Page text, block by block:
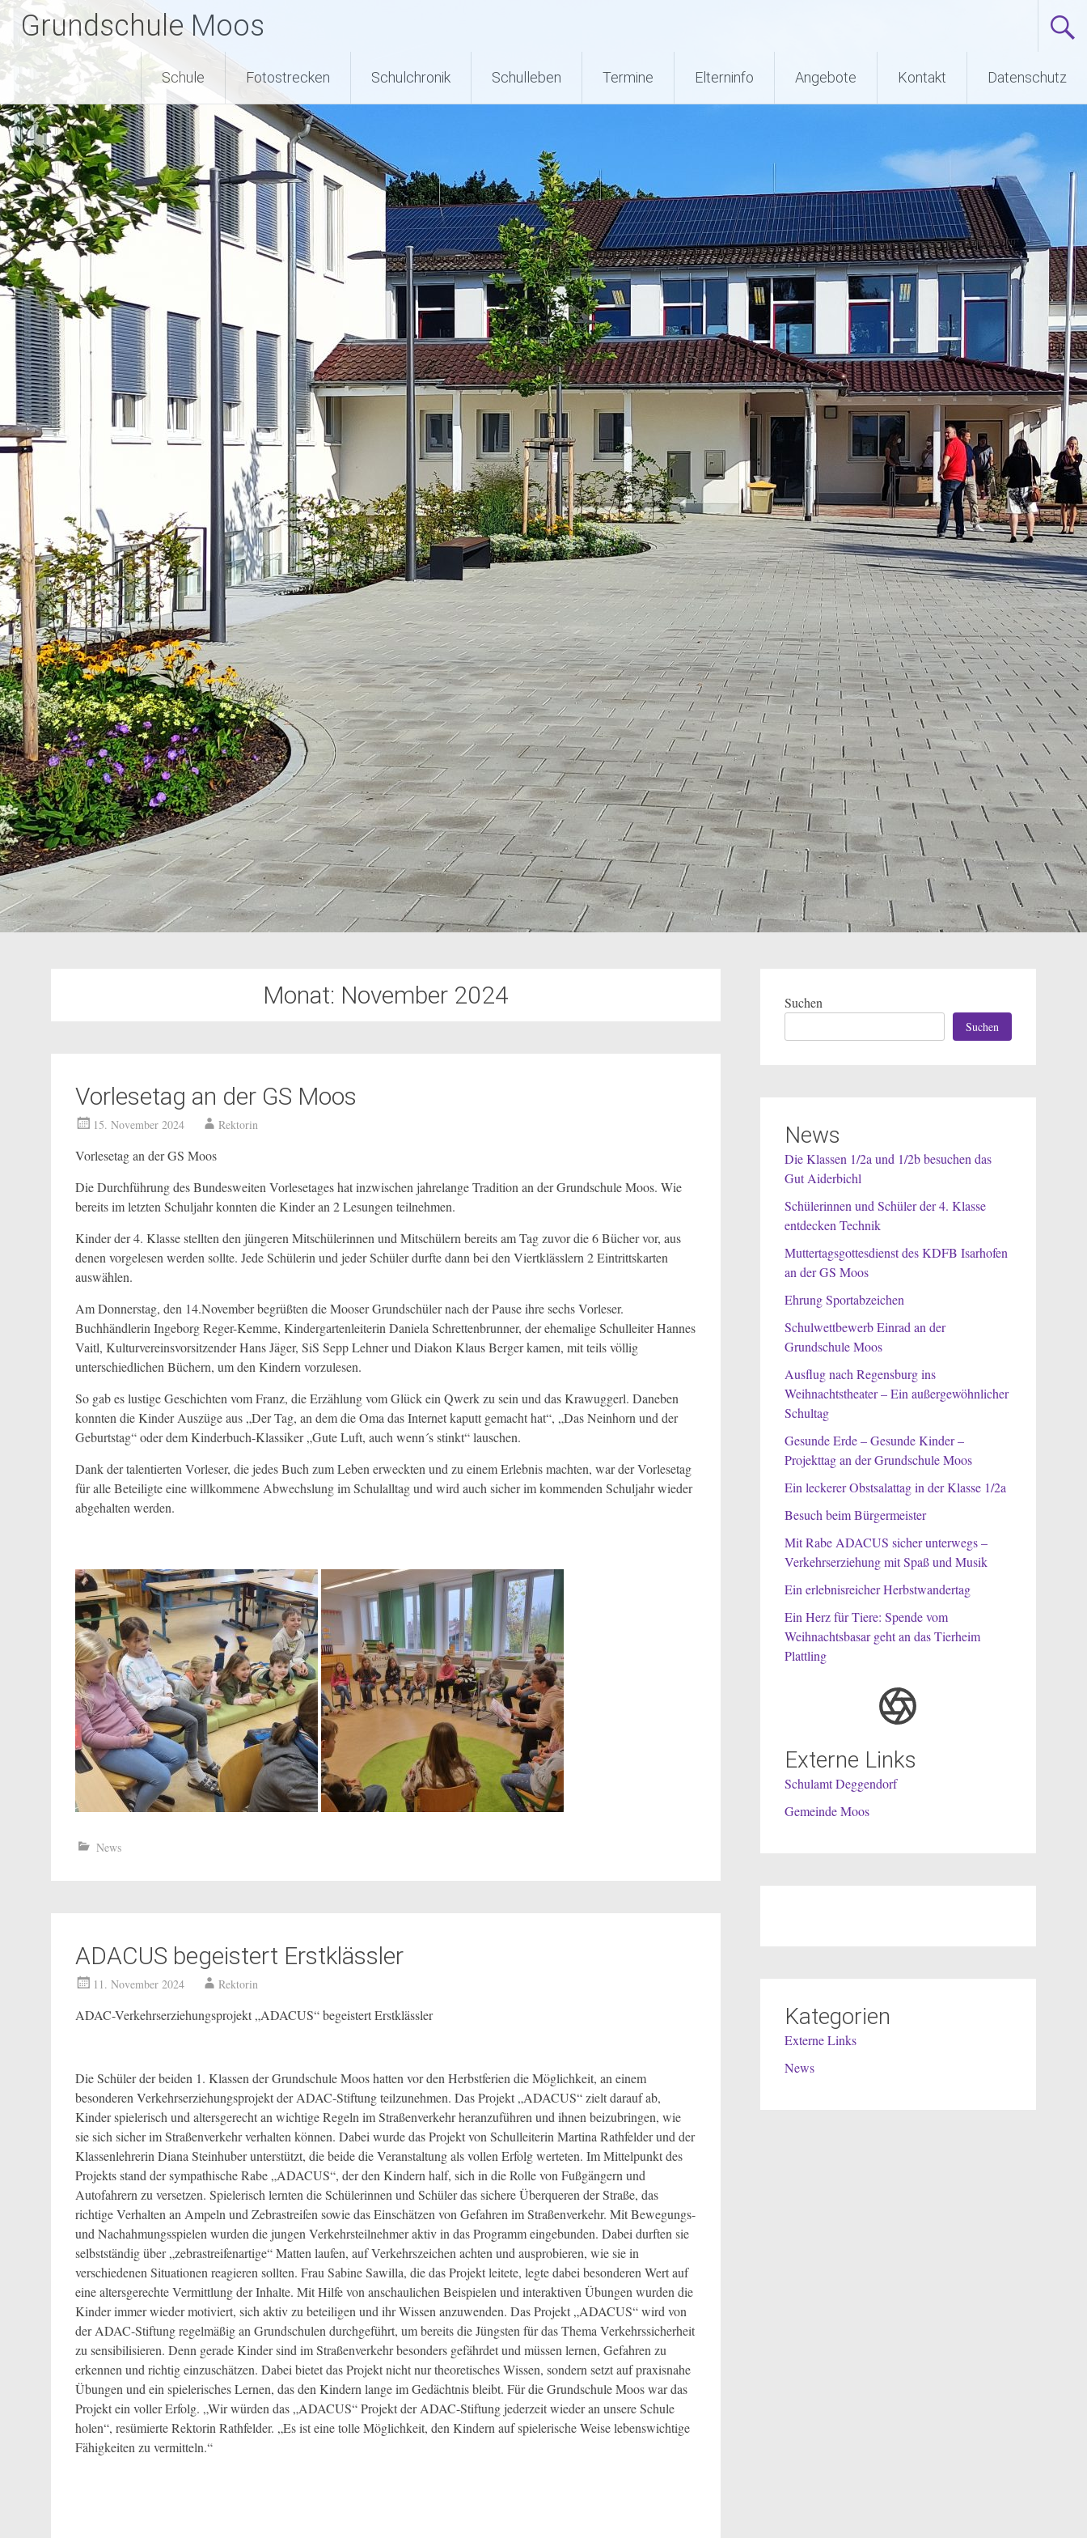
Zum
Inhalt
springen
Grundschule Moos
Schule Fotostrecken Schulchronik Schulleben Termine Elterninfo Angebote Kontakt Datenschutz
Monat: November 2024
Vorlesetag an der GS Moos
15. November 2024 Rektorin
Vorlesetag an der GS Moos
Die Durchführung des Bundesweiten Vorlesetages hat inzwischen jahrelange Tradition an der Grundschule Moos. Wie
bereits im letzten Schuljahr konnten die Kinder an 2 Lesungen teilnehmen.
Kinder der 4. Klasse stellten den jüngeren Mitschülerinnen und Mitschülern bereits am Tag zuvor die 6 Bücher vor, aus
denen vorgelesen werden sollte. Jede Schülerin und jeder Schüler durfte dann bei den Viertklässlern 2 Eintrittskarten
auswählen.
Am Donnerstag, den 14.November begrüßten die Mooser Grundschüler nach der Pause ihre sechs Vorleser.
Buchhändlerin Ingeborg Reger-Kemme, Kindergartenleiterin Daniela Schrettenbrunner, der ehemalige Schulleiter Hannes
Vaitl, Kulturvereinsvorsitzender Hans Jäger, SiS Sepp Lehner und Diakon Klaus Berger kamen, mit teils völlig
unterschiedlichen Büchern, um den Kindern vorzulesen.
So gab es lustige Geschichten vom Franz, die Erzählung vom Glück ein Qwerk zu sein und das Krawuggerl. Daneben
konnten die Kinder Auszüge aus „Der Tag, an dem die Oma das Internet kaputt gemacht hat“, „Das Neinhorn und der
Geburtstag“ oder dem Kinderbuch-Klassiker „Gute Luft, auch wenn´s stinkt“ lauschen.
Dank der talentierten Vorleser, die jedes Buch zum Leben erweckten und zu einem Erlebnis machten, war der Vorlesetag
für alle Beteiligte eine willkommene Abwechslung im Schulalltag und wird auch sicher im kommenden Schuljahr wieder
abgehalten werden.
News
ADACUS begeistert Erstklässler
11. November 2024 Rektorin
ADAC-Verkehrserziehungsprojekt „ADACUS“ begeistert Erstklässler
Die Schüler der beiden 1. Klassen der Grundschule Moos hatten vor den Herbstferien die Möglichkeit, an einem
besonderen Verkehrserziehungsprojekt der ADAC-Stiftung teilzunehmen. Das Projekt „ADACUS“ zielt darauf ab,
Kinder spielerisch und altersgerecht an wichtige Regeln im Straßenverkehr heranzuführen und ihnen beizubringen, wie
sie sich sicher im Straßenverkehr verhalten können. Dabei wurde das Projekt von Schulleiterin Martina Rathfelder und der
Klassenlehrerin Diana Steinhuber unterstützt, die beide die Veranstaltung als vollen Erfolg werteten. Im Mittelpunkt des
Projekts stand der sympathische Rabe „ADACUS“, der den Kindern half, sich in die Rolle von Fußgängern und
Autofahrern zu versetzen. Spielerisch lernten die Schülerinnen und Schüler das sichere Überqueren der Straße, das
richtige Verhalten an Ampeln und Zebrastreifen sowie das Einschätzen von Gefahren im Straßenverkehr. Mit Bewegungs-
und Nachahmungsspielen wurden die jungen Verkehrsteilnehmer aktiv in das Programm eingebunden. Dabei durften sie
selbstständig über „zebrastreifenartige“ Matten laufen, auf Verkehrszeichen achten und ausprobieren, wie sie in
verschiedenen Situationen reagieren sollten. Frau Sabine Sawilla, die das Projekt leitete, legte dabei besonderen Wert auf
eine altersgerechte Vermittlung der Inhalte. Mit Hilfe von anschaulichen Beispielen und interaktiven Übungen wurden die
Kinder immer wieder motiviert, sich aktiv zu beteiligen und ihr Wissen anzuwenden. Das Projekt „ADACUS“ wird von
der ADAC-Stiftung regelmäßig an Grundschulen durchgeführt, um bereits die Jüngsten für das Thema Verkehrssicherheit
zu sensibilisieren. Denn gerade Kinder sind im Straßenverkehr besonders gefährdet und müssen lernen, Gefahren zu
erkennen und richtig einzuschätzen. Dabei bietet das Projekt nicht nur theoretisches Wissen, sondern setzt auf praxisnahe
Übungen und ein spielerisches Lernen, das den Kindern lange im Gedächtnis bleibt. Für die Grundschule Moos war das
Projekt ein voller Erfolg. „Wir würden das „ADACUS“ Projekt der ADAC-Stiftung jederzeit wieder an unsere Schule
holen“, resümierte Rektorin Rathfelder. „Es ist eine tolle Möglichkeit, den Kindern auf spielerische Weise lebenswichtige
Fähigkeiten zu vermitteln.“
Suchen
Suchen
News
Die Klassen 1/2a und 1/2b besuchen das
Gut Aiderbichl
Schülerinnen und Schüler der 4. Klasse
entdecken Technik
Muttertagsgottesdienst des KDFB Isarhofen
an der GS Moos
Ehrung Sportabzeichen
Schulwettbewerb Einrad an der
Grundschule Moos
Ausflug nach Regensburg ins
Weihnachtstheater – Ein außergewöhnlicher
Schultag
Gesunde Erde – Gesunde Kinder –
Projekttag an der Grundschule Moos
Ein leckerer Obstsalattag in der Klasse 1/2a
Besuch beim Bürgermeister
Mit Rabe ADACUS sicher unterwegs –
Verkehrserziehung mit Spaß und Musik
Ein erlebnisreicher Herbstwandertag
Ein Herz für Tiere: Spende vom
Weihnachtsbasar geht an das Tierheim
Plattling
Externe Links
Schulamt Deggendorf
Gemeinde Moos
Kategorien
Externe Links
News